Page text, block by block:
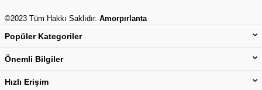
©2023 Tüm Hakkı Saklıdır. Amorpırlanta
Popüler Kategoriler
Önemli Bilgiler
Hızlı Erişim